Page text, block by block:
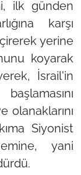
ilk günden
karşı
yerine
koyarak
İsrail'in
Siyonist
yani